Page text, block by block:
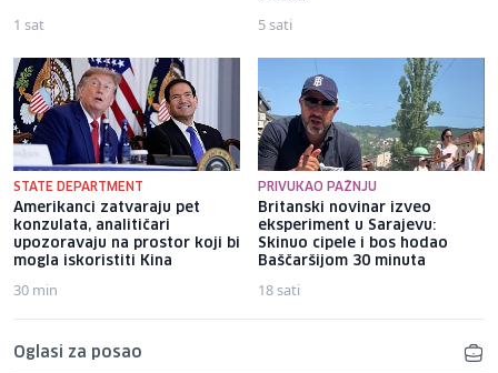
1 sat 5 sati
STATE DEPARTMENT
Amerikanci zatvaraju pet
konzulata, analitičari
upozoravaju na prostor koji bi
mogla iskoristiti Kina
30 min
PRIVUKAO PAŽNJU
Britanski novinar izveo
eksperiment u Sarajevu:
Skinuo cipele i bos hodao
Baščaršijom 30 minuta
18 sati
Oglasi za posao